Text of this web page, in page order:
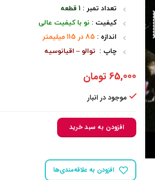
تعداد تمبر : 1 قطعه
کیفیت : نو با کیفیت عالی
اندازه : 85 در 115 میلیمتر
چاپ : توالو – اقیانوسیه
65,000تومان
موجود در انبار
افزودن به سبد خرید
افزودن به علاقه‌مندی‌ها